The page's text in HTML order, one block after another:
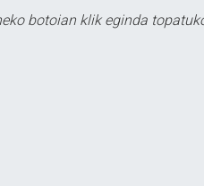
botoian klik eginda